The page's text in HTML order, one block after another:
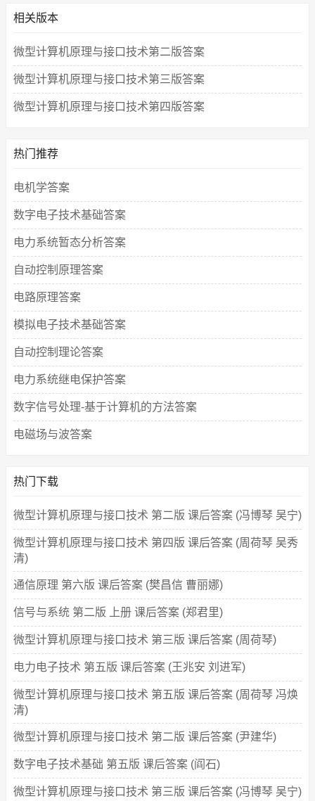
相关版本
微型计算机原理与接口技术第二版答案
微型计算机原理与接口技术第三版答案
微型计算机原理与接口技术第四版答案
热门推荐
电机学答案
数字电子技术基础答案
电力系统暂态分析答案
自动控制原理答案
电路原理答案
模拟电子技术基础答案
自动控制理论答案
电力系统继电保护答案
数字信号处理-基于计算机的方法答案
电磁场与波答案
热门下载
微型计算机原理与接口技术 第二版 课后答案 (冯博琴 吴宁)
微型计算机原理与接口技术 第四版 课后答案 (周荷琴 吴秀
清)
通信原理 第六版 课后答案 (樊昌信 曹丽娜)
信号与系统 第二版 上册 课后答案 (郑君里)
微型计算机原理与接口技术 第三版 课后答案 (周荷琴)
电力电子技术 第五版 课后答案 (王兆安 刘进军)
微型计算机原理与接口技术 第五版 课后答案 (周荷琴 冯焕
清)
微型计算机原理与接口技术 第二版 课后答案 (尹建华)
数字电子技术基础 第五版 课后答案 (阎石)
微型计算机原理与接口技术 第三版 课后答案 (冯博琴 吴宁)